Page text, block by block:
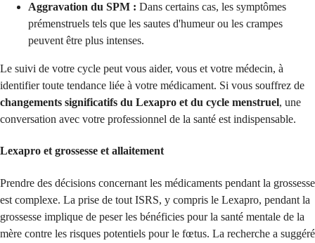
Aggravation du SPM : Dans certains cas, les symptômes
prémenstruels tels que les sautes d'humeur ou les crampes
peuvent être plus intenses.
Le suivi de votre cycle peut vous aider, vous et votre médecin, à
identifier toute tendance liée à votre médicament. Si vous souffrez de
changements significatifs du Lexapro et du cycle menstruel, une
conversation avec votre professionnel de la santé est indispensable.
Lexapro et grossesse et allaitement
Prendre des décisions concernant les médicaments pendant la grossesse
est complexe. La prise de tout ISRS, y compris le Lexapro, pendant la
grossesse implique de peser les bénéficies pour la santé mentale de la
mère contre les risques potentiels pour le fœtus. La recherche a suggéré